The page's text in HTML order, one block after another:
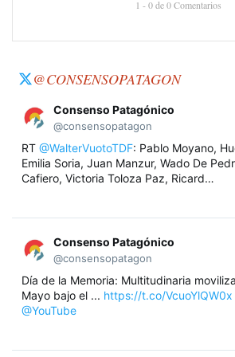
1 - 0 de 0 Comentarios
@CONSENSOPATAGON
Consenso Patagónico
@consensopatagon
RT @WalterVuotoTDF: Pablo Moyano,
Emilia Soria, Juan Manzur, Wado De
Cafiero, Victoria Toloza Paz, Ricard…
Consenso Patagónico
@consensopatagon
Día de la Memoria: Multitudinaria
Mayo bajo el ... https://t.co/VcuoYlQW0x
@YouTube